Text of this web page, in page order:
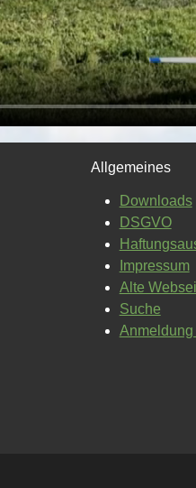
Allgemeines
Downloads
DSGVO
Impressum
Alte
Suche